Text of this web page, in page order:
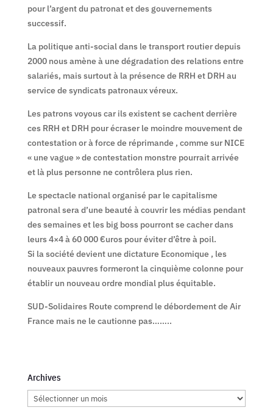
pour l’argent du patronat et des gouvernements
successif.
La politique anti-social dans le transport routier depuis
2000 nous amène à une dégradation des relations entre
salariés, mais surtout à la présence de RRH et DRH au
service de syndicats patronaux véreux.
Les patrons voyous car ils existent se cachent derrière
ces RRH et DRH pour écraser le moindre mouvement de
contestation or à force de réprimande , comme sur NICE
« une vague » de contestation monstre pourrait arrivée
et là plus personne ne contrôlera plus rien.
Le spectacle national organisé par le capitalisme
patronal sera d’une beauté à couvrir les médias pendant
des semaines et les big boss pourront se cacher dans
leurs 4×4 à 60 000 €uros pour éviter d’être à poil.
Si la société devient une dictature Economique , les
nouveaux pauvres formeront la cinquième colonne pour
établir un nouveau ordre mondial plus équitable.
SUD-Solidaires Route comprend le débordement de Air
France mais ne le cautionne pas……..
Archives
Archives